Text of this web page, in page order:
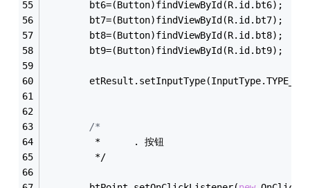
        bt6=(Button)findViewById(R.id.bt6);
        bt7=(Button)findViewById(R.id.bt7);
        bt8=(Button)findViewById(R.id.bt8);
        bt9=(Button)findViewById(R.id.bt9);
/*
         *      . 按钮
         */